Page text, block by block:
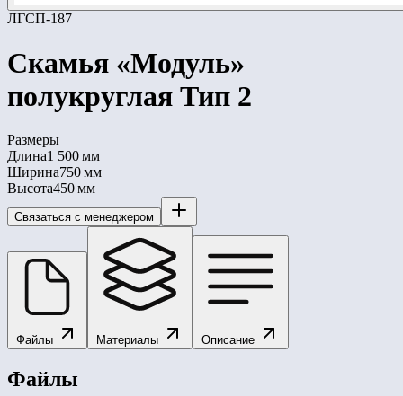
ЛГСП-187
Скамья «Модуль»
полукруглая Тип 2
Размеры
Длина1 500 мм
Ширина750 мм
Высота450 мм
Связаться с менеджером
Файлы Материалы Описание
Файлы